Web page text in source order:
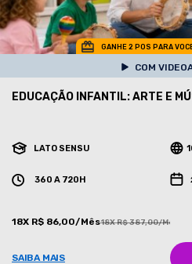
GANHE 2 POS PARA
COM
EDUCAÇÃO INFANTIL: ARTE E
LATO SENSU
360 A 720H
18X R$ 86,00/Mês18X R$ 387,00/Mês
SAIBA MAIS